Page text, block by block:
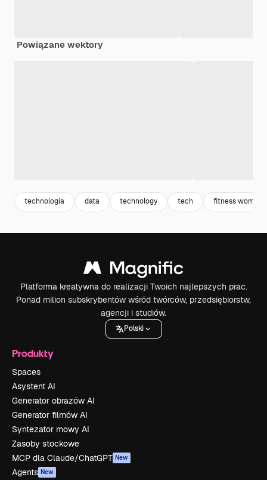
Powiązane wektory
technologia data technology tech fitness woman
Platforma kreatywna do realizacji Twoich najlepszych prac.
Ponad milion subskrybentów wśród twórców, przedsiębiorstw,
agencji i studiów.
Polski
Produkty
Spaces
Asystent AI
Generator obrazów AI
Generator filmów AI
Syntezator mowy AI
Zasoby stockowe
MCP dla Claude/ChatGPT New
Agents New